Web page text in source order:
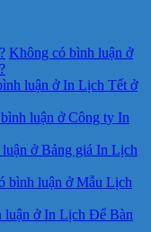
Không có bình luận ở
luận ở In Lịch Tết ở
luận ở Công ty In
ở Bảng giá In Lịch
bình luận ở Mẫu Lịch
luận ở In Lịch Để Bàn